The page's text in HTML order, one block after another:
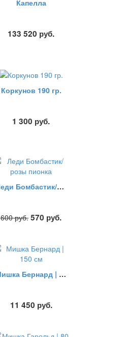
Капелла
133 520 руб.
Коркунов 190 гр.
1 300 руб.
Леди Бомбастик/розы пионка
600руб. 570 руб.
Мишка Бернард | 150 см
11 450 руб.